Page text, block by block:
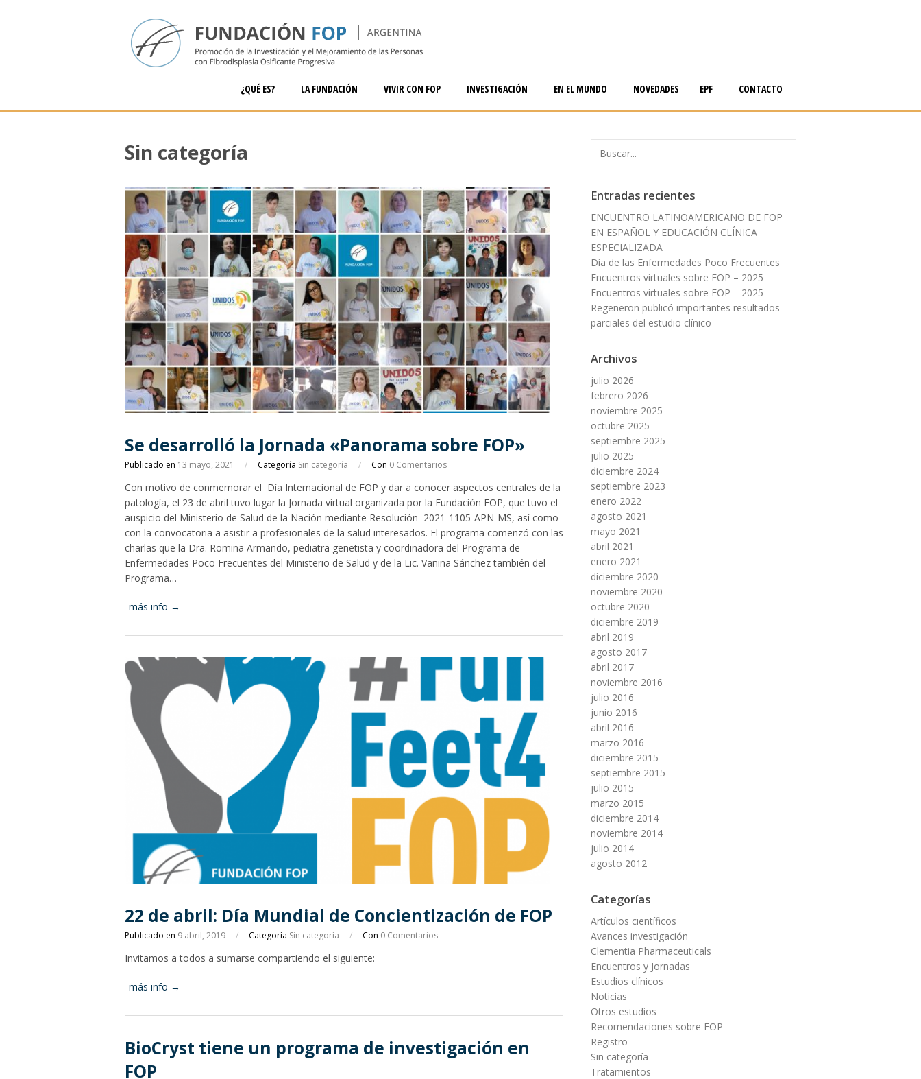
¿QUÉ ES? LA FUNDACIÓN VIVIR CON FOP INVESTIGACIÓN EN EL MUNDO NOVEDADES EPF CONTACTO
Sin categoría
Se desarrolló la Jornada «Panorama sobre FOP»
Publicado en 13 mayo, 2021 / Categoría Sin categoría / Con 0 Comentarios
Con motivo de conmemorar el Día Internacional de FOP y dar a conocer aspectos centrales de la
patología, el 23 de abril tuvo lugar la Jornada virtual organizada por la Fundación FOP, que tuvo el
auspicio del Ministerio de Salud de la Nación mediante Resolución 2021-1105-APN-MS, así como
con la convocatoria a asistir a profesionales de la salud interesados. El programa comenzó con las
charlas que la Dra. Romina Armando, pediatra genetista y coordinadora del Programa de
Enfermedades Poco Frecuentes del Ministerio de Salud y de la Lic. Vanina Sánchez también del
Programa…
más info →
22 de abril: Día Mundial de Concientización de FOP
Publicado en 9 abril, 2019 / Categoría Sin categoría / Con 0 Comentarios
Invitamos a todos a sumarse compartiendo el siguiente:
más info →
BioCryst tiene un programa de investigación en
FOP
Entradas recientes
ENCUENTRO LATINOAMERICANO DE FOP
EN ESPAÑOL Y EDUCACIÓN CLÍNICA
ESPECIALIZADA
Día de las Enfermedades Poco Frecuentes
Encuentros virtuales sobre FOP – 2025
Encuentros virtuales sobre FOP – 2025
Regeneron publicó importantes resultados
parciales del estudio clínico
Archivos
julio 2026
febrero 2026
noviembre 2025
octubre 2025
septiembre 2025
julio 2025
diciembre 2024
septiembre 2023
enero 2022
agosto 2021
mayo 2021
abril 2021
enero 2021
diciembre 2020
noviembre 2020
octubre 2020
diciembre 2019
abril 2019
agosto 2017
abril 2017
noviembre 2016
julio 2016
junio 2016
abril 2016
marzo 2016
diciembre 2015
septiembre 2015
julio 2015
marzo 2015
diciembre 2014
noviembre 2014
julio 2014
agosto 2012
Categorías
Artículos científicos
Avances investigación
Clementia Pharmaceuticals
Encuentros y Jornadas
Estudios clínicos
Noticias
Otros estudios
Recomendaciones sobre FOP
Registro
Sin categoría
Tratamientos